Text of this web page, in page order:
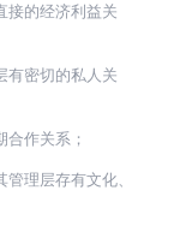
的经济利益关
密切的私人关
作关系；
理层存有文化、